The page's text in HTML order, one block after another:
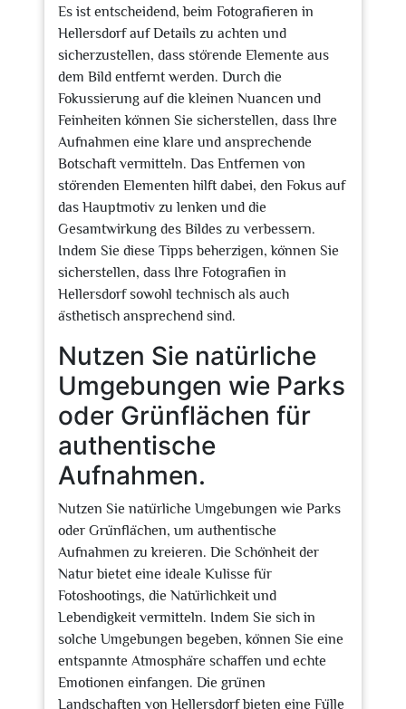
Es ist entscheidend, beim Fotografieren in
Hellersdorf auf Details zu achten und
sicherzustellen, dass störende Elemente aus
dem Bild entfernt werden. Durch die
Fokussierung auf die kleinen Nuancen und
Feinheiten können Sie sicherstellen, dass Ihre
Aufnahmen eine klare und ansprechende
Botschaft vermitteln. Das Entfernen von
störenden Elementen hilft dabei, den Fokus auf
das Hauptmotiv zu lenken und die
Gesamtwirkung des Bildes zu verbessern.
Indem Sie diese Tipps beherzigen, können Sie
sicherstellen, dass Ihre Fotografien in
Hellersdorf sowohl technisch als auch
ästhetisch ansprechend sind.
Nutzen Sie natürliche
Umgebungen wie Parks
oder Grünflächen für
authentische
Aufnahmen.
Nutzen Sie natürliche Umgebungen wie Parks
oder Grünflächen, um authentische
Aufnahmen zu kreieren. Die Schönheit der
Natur bietet eine ideale Kulisse für
Fotoshootings, die Natürlichkeit und
Lebendigkeit vermitteln. Indem Sie sich in
solche Umgebungen begeben, können Sie eine
entspannte Atmosphäre schaffen und echte
Emotionen einfangen. Die grünen
Landschaften von Hellersdorf bieten eine Fülle